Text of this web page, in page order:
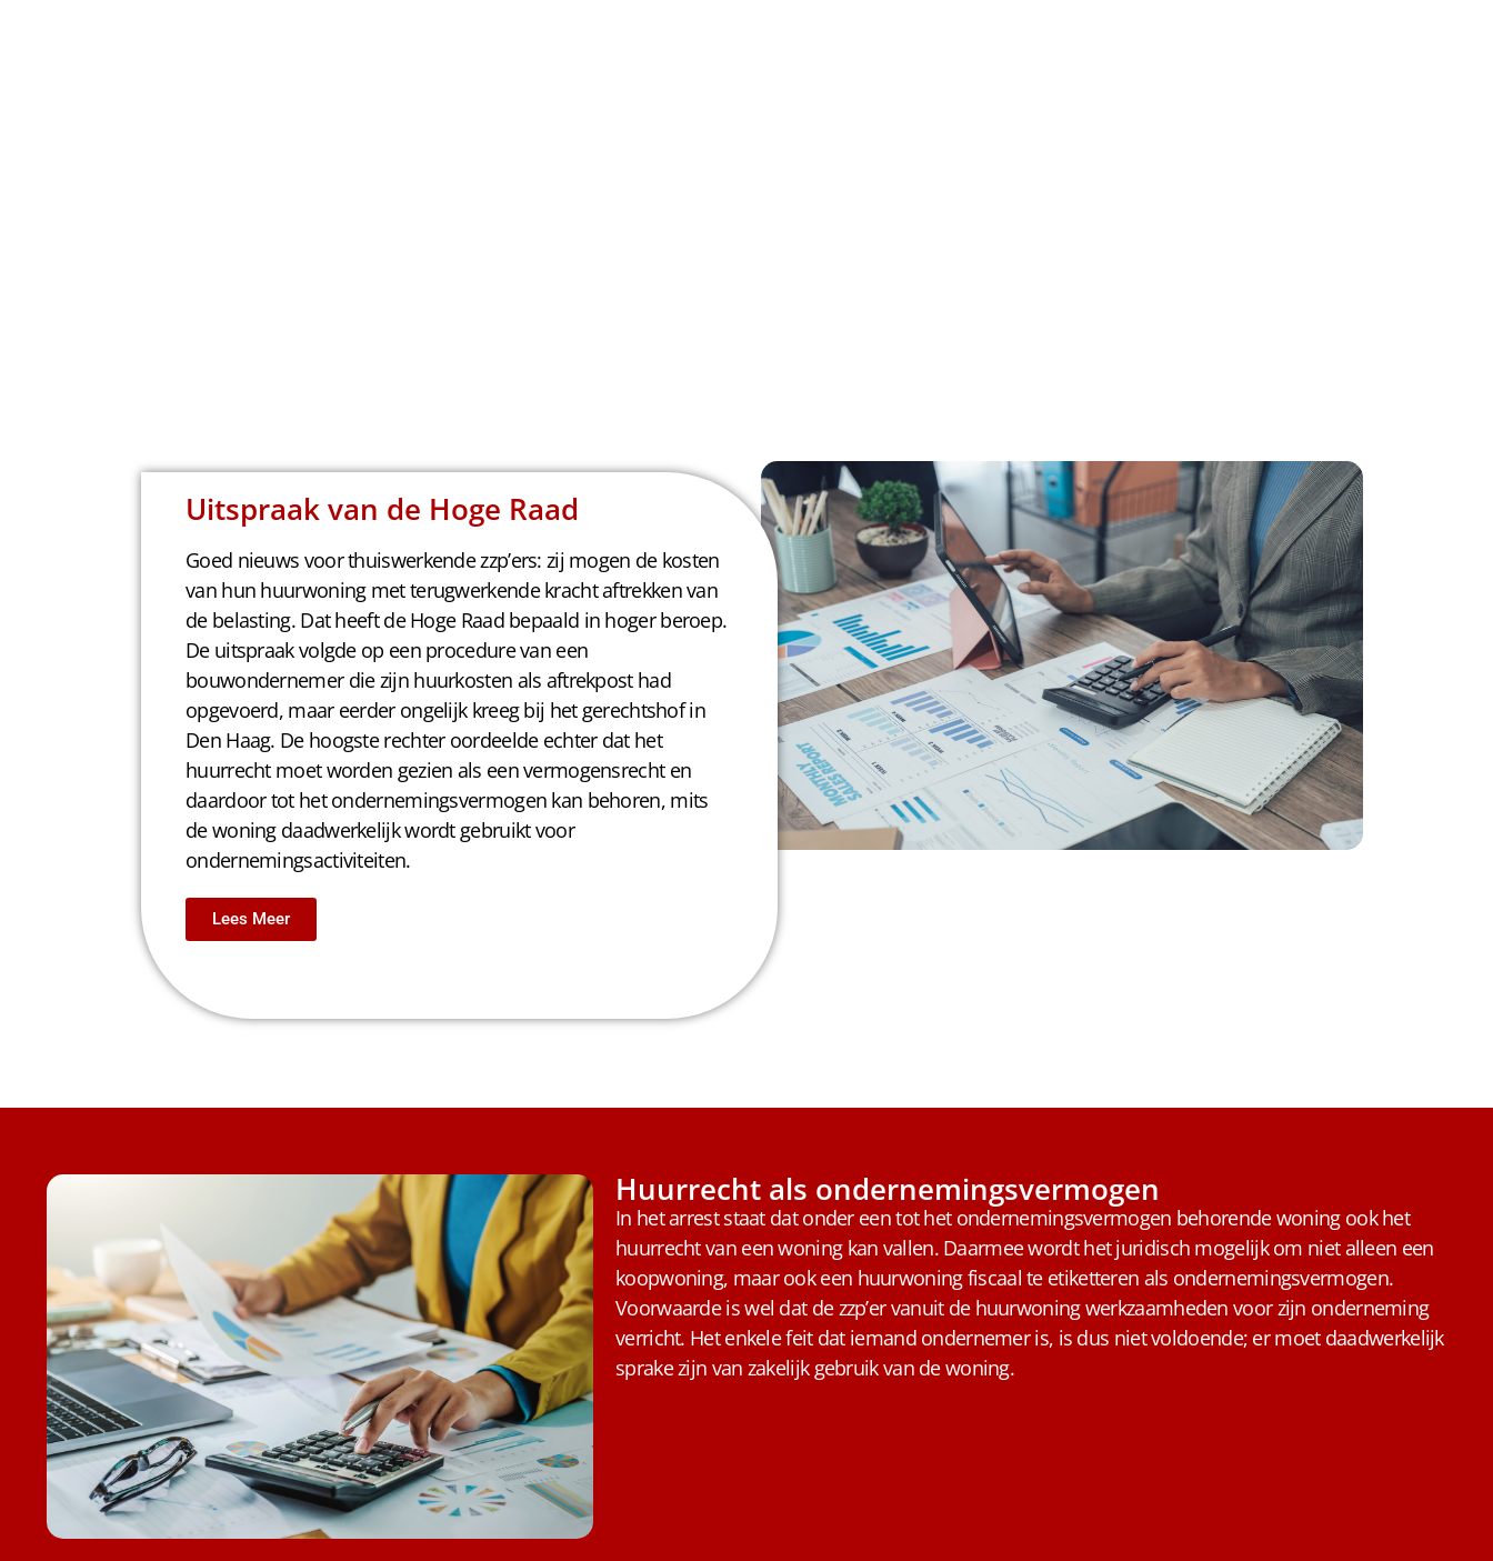
Uitspraak van de Hoge Raad
Goed nieuws voor thuiswerkende zzp’ers: zij mogen de kosten
van hun huurwoning met terugwerkende kracht aftrekken van
de belasting. Dat heeft deHoge Raadbepaald in hoger beroep.
De uitspraak volgde op een procedure van een
bouwondernemer die zijn huurkosten als aftrekpost had
opgevoerd, maar eerder ongelijk kreeg bij het gerechtshof in
Den Haag. De hoogste rechter oordeelde echter dat het
huurrecht moet worden gezien als een vermogensrecht en
daardoor tot het ondernemingsvermogen kan behoren, mits
de woning daadwerkelijk wordt gebruikt voor
ondernemingsactiviteiten.
Lees Meer
Huurrecht als ondernemingsvermogen
In het arrest staat dat onder een tot het ondernemingsvermogen behorende woning ook het
huurrecht van een woning kan vallen. Daarmee wordt het juridisch mogelijk om niet alleen een
koopwoning, maar ook een huurwoning fiscaal te etiketteren als ondernemingsvermogen.
Voorwaarde is wel dat de zzp’er vanuit de huurwoning werkzaamheden voor zijn onderneming
verricht. Het enkele feit dat iemand ondernemer is, is dus niet voldoende; er moet daadwerkelijk
sprake zijn van zakelijk gebruik van de woning.